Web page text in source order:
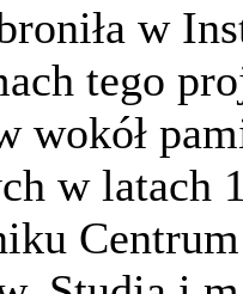
w
tego
wokół
w latach